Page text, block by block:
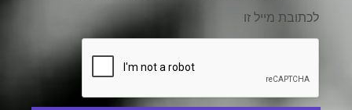
לכתובת מייל זו